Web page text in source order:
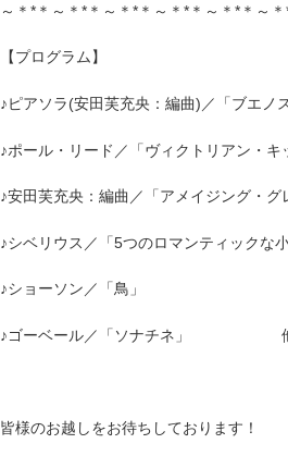
～＊*＊～＊*＊～＊*＊～＊*＊～＊*＊～
【プログラム】
♪ピアソラ(安田芙充央：編曲)／「ブエノ
♪ポール・リード／「ヴィクトリアン・キ
♪安田芙充央：編曲／「アメイジング・グ
♪シベリウス／「5つのロマンティックな
♪ショーソン／「鳥」
♪ゴーベール／「ソナチネ」
皆様のお越しをお待ちしております！